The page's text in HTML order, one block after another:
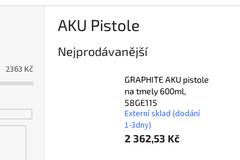
2363 Kč
AKU Pistole
Nejprodávanější
GRAPHITE AKU pistole
na tmely 600ml,
58GE115
Externí sklad (dodání
1-3dny)
2 362,53 Kč